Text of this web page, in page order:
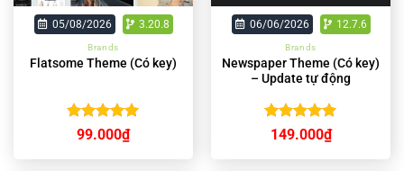
05/08/2026 3.20.8
Brands
Flatsome Theme (Có key)
Được xếp
4.95
5 sao
99.000₫
06/06/2026 12.7.6
Brands
Newspaper Theme (Có key)
– Update tự động
Được xếp
4.92
5 sao
149.000₫